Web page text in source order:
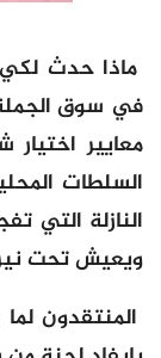
ماذا حدث
في سوق
معايير
السلطات
النازلة التي
ويعيش تحت
المنتقدون